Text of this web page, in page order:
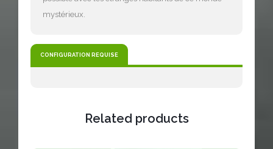
mystérieux.
CONFIGURATION REQUISE
Related products